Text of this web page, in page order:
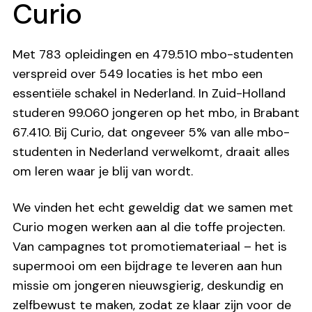
Curio
Met 783 opleidingen en 479.510 mbo-studenten
verspreid over 549 locaties is het mbo een
essentiële schakel in Nederland. In Zuid-Holland
studeren 99.060 jongeren op het mbo, in Brabant
67.410. Bij Curio, dat ongeveer 5% van alle mbo-
studenten in Nederland verwelkomt, draait alles
om leren waar je blij van wordt.
We vinden het echt geweldig dat we samen met
Curio mogen werken aan al die toffe projecten.
Van campagnes tot promotiemateriaal – het is
supermooi om een bijdrage te leveren aan hun
missie om jongeren nieuwsgierig, deskundig en
zelfbewust te maken, zodat ze klaar zijn voor de